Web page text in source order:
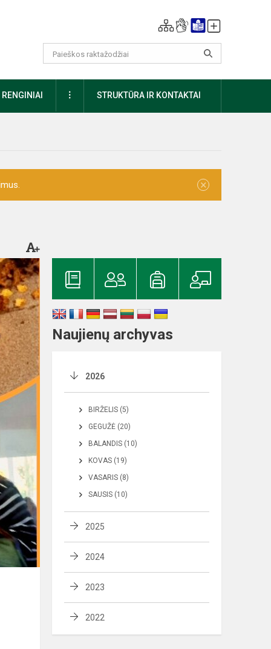
RENGINIAI DAUGIAUSTRUKTŪRA IR KONTAKTAI
×
Naujienų archyvas
2026
BIRŽELIS (5)
GEGUŽĖ (20)
BALANDIS (10)
KOVAS (19)
VASARIS (8)
SAUSIS (10)
2025
2024
2023
2022